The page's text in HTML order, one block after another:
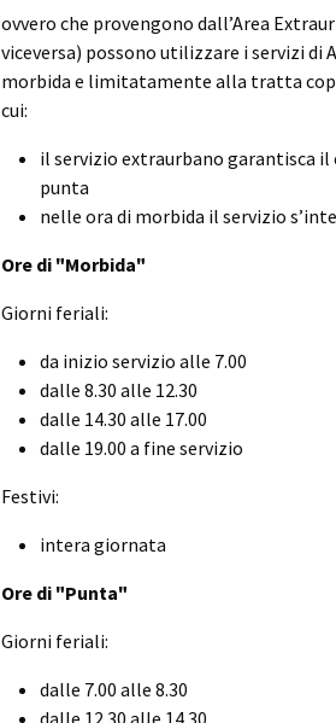
ovvero che provengono dall’Area
viceversa) possono utilizzare i servizi di
morbida e limitatamente alla tratta
cui:
il servizio extraurbano garantisca
punta
nelle ora di morbida il servizio
Ore di "Morbida"
Giorni feriali:
da inizio servizio alle 7.00
dalle 8.30 alle 12.30
dalle 14.30 alle 17.00
dalle 19.00 a fine servizio
Festivi:
intera giornata
Ore di "Punta"
Giorni feriali:
dalle 7.00 alle 8.30
dalle 12.30 alle 14.30